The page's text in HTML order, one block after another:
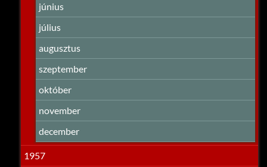
június
július
augusztus
szeptember
október
november
december
1957